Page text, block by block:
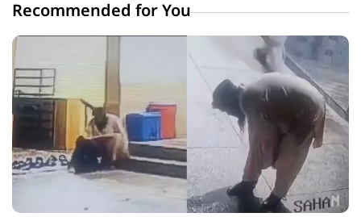
Recommended for You